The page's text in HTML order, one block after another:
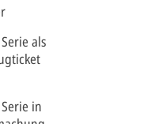
als
in